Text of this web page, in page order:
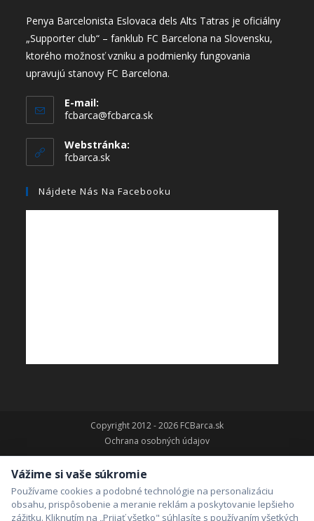
Penya Barcelonista Eslovaca dels Alts Tatras je oficiálny
„Supporter club“ – fanklub FC Barcelona na Slovensku,
ktorého možnosť vzniku a podmienky fungovania
upravujú stanovy FC Barcelona.
E-mail:
fcbarca@fcbarca.sk
Webstránka:
fcbarca.sk
Nájdete Nás Na Facebooku
Copyright 2012 - 2026 FCBarca.sk
Ochrana osobných údajov
Vážime si vaše súkromie
Používame cookies a podobné technológie na personalizáciu
obsahu, prispôsobenie a meranie reklám a poskytovanie lepšieho
zážitku. Kliknutím na „Prijať všetko" súhlasíte s používaním všetkých